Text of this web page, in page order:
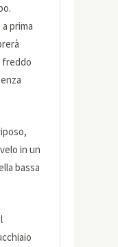
prima
freddo
in un
bassa